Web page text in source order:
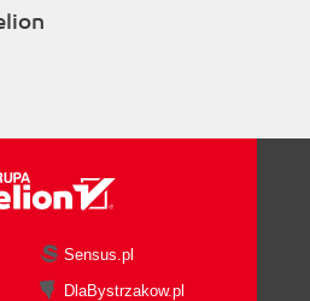
Sensus.pl
DlaBystrzakow.pl